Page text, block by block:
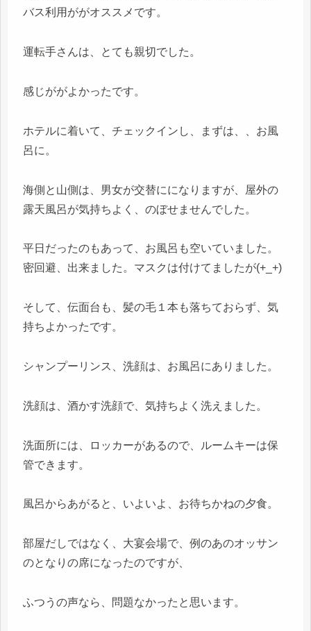
バス利用ががオススメです。
運転手さんは、とても親切でした。
感じががよかったです。
ホテルに着いて、チェックインし、まずは、、お風
呂に。
海側と山側は、男女が交替にになりますが、屋外の
露天風呂が気持ちよく、のぼせませんでした。
平日だったのもあって、お風呂も空いていました。
密回避、出来ました。マスクは付けてましたが(+_+)
そして、伝面台も、髪の毛１本も落ちておらず、気
持ちよかったです。
シャンプーリンス、洗顔は、お風呂にありました。
洗顔は、酒かす洗顔で、気持ちよく洗えました。
洗面所には、ロッカーがあるので、ルームキーは保
管できます。
風呂からあがると、いよいよ、お待ちかねの夕食。
部屋だしではなく、大宴会場で、例のあのオッサン
のとなりの席になったのですが、
ふつうの声なら、問題なかったと思います。